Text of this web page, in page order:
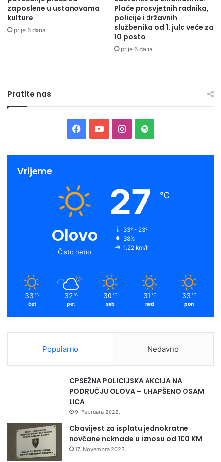
-Za oglas šivač Olovo-
Kandidati koji uđu u uži krug selekcije će biti kontaktirani
i pozvani na intervju!
Konkurs ostaje otvoren do30.6.2021 . godine.
Lokacija: Olovo
: 21.6.2021.godine
zaposlene u ustanovama
kulture
prije 6 dana
Plaće prosvjetnih radnika,
policije i državnih
službenika od 1. jula veće za
10 posto
prije 6 dana
Pratite nas
Facebook
YouTubeInstagram
Spotify
Vrijeme
Olovo
Čisto nebo
27 ℃
33º - 23º
38%
1.22 km/h
33 ℃
čet
32 ℃
pet
30 ℃
sub
31 ℃
ned
33 ℃
pon
Popularno Nedavno
OPSEŽNA POLICIJSKA AKCIJA NA
PODRUČJU OLOVA – UHAPŠENO OSAM
LICA
9. Februara 2022.
Obavijest za isplatu jednokratne
novčane naknade u iznosu od 100 KM
17. Novembra 2023.